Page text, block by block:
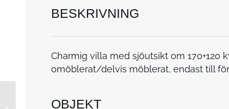
BESKRIVNING
Charmig villa med sjöutsikt om 170+120
omöblerat/delvis möblerat, endast till
OBJEKT